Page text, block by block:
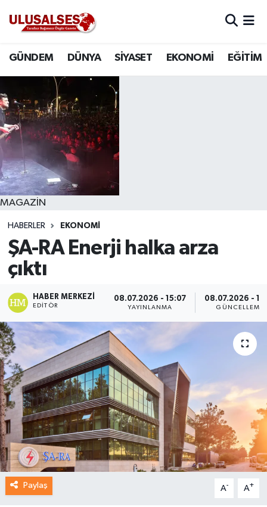
GÜNDEM DÜNYA SİYASET EKONOMİ EĞİTİM
MAGAZİN
HABERLER EKONOMİ
ŞA-RA Enerji halka arza
çıktı
HABER MERKEZI
EDITÖR
08.07.2026 - 15:07
YAYINLANMA
08.07.2026 -
GÜNCELLEME
Paylaş A- A+
DÜNYA
SİYASET
EKONOMİ
EĞİTİM
SAĞLIK
MAGAZİN
SPOR
Trafik Durumu
Süper Lig Puan Durumu ve Fikstür
Tüm Manşetler
Son Dakika Haberleri
Haber Arşivi